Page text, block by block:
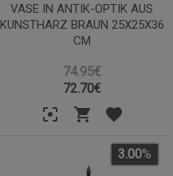
VASE IN ANTIK-OPTIK AUS
KUNSTHARZ BRAUN 25X25X36
CM
74.95€
72.70€
3.00%